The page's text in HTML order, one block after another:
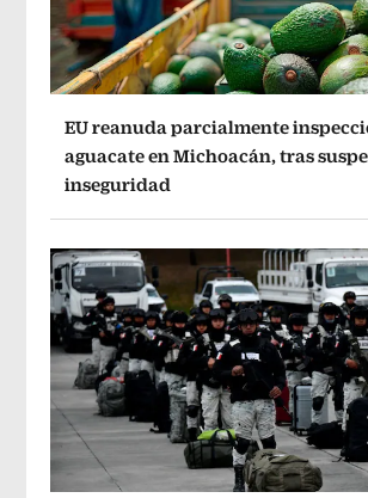
EU reanuda parcialmente
aguacate en Michoacán, tras
inseguridad